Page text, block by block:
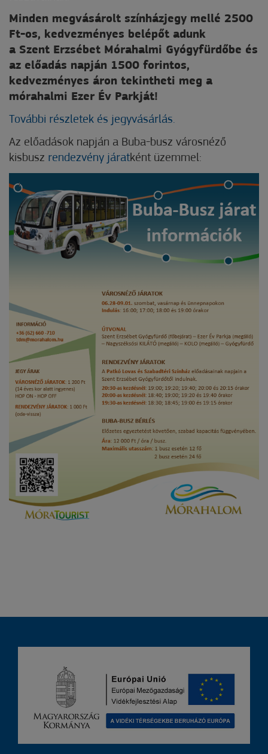
Minden megvásárolt színházjegy mellé 2500
Ft-os, kedvezményes belépőt adunk
a Szent Erzsébet Mórahalmi Gyógyfürdőbe és
az előadás napján 1500 forintos,
kedvezményes áron tekintheti meg a
mórahalmi Ezer Év Parkját!
További részletek és jegyvásárlás.
Az előadások napján a Buba-busz városnéző
kisbusz rendezvény járatként üzemmel: